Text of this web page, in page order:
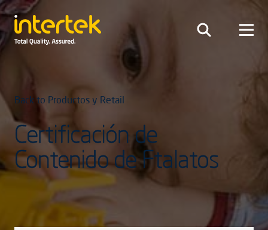
Back to Productos y Retail
Certificación de
Contenido de Ftalatos